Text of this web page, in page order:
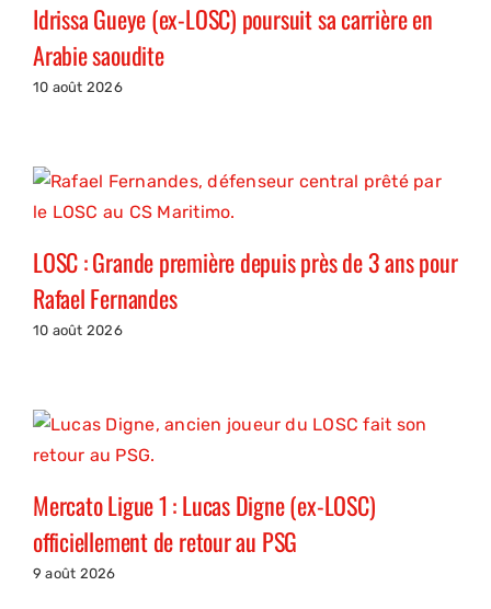
Idrissa Gueye (ex-LOSC) poursuit sa carrière en
Arabie saoudite
10 août 2026
LOSC : Grande première depuis près de 3 ans pour
Rafael Fernandes
10 août 2026
Mercato Ligue 1 : Lucas Digne (ex-LOSC)
officiellement de retour au PSG
9 août 2026